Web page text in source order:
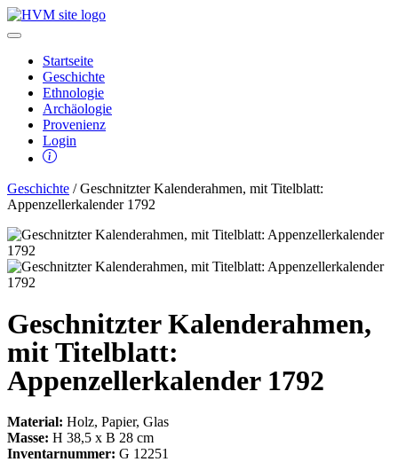
Startseite
Geschichte
Ethnologie
Archäologie
Provenienz
Login
Geschichte / Geschnitzter Kalenderahmen, mit Titelblatt:
Appenzellerkalender 1792
Geschnitzter Kalenderahmen,
mit Titelblatt:
Appenzellerkalender 1792
Material: Holz, Papier, Glas
Masse: H 38,5 x B 28 cm
Inventarnummer: G 12251